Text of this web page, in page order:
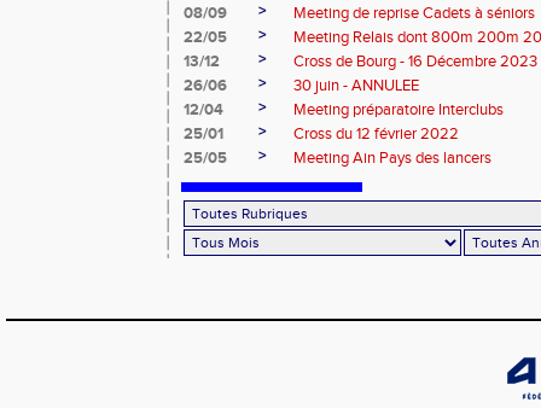
08/09
>
Meeting de reprise Cadets à séniors
22/05
>
Meeting Relais dont 800m 200m
13/12
>
Cross de Bourg - 16 Décembre 2023
26/06
>
30 juin - ANNULEE
12/04
>
Meeting préparatoire Interclubs
25/01
>
Cross du 12 février 2022
25/05
> Meeting Ain Pays des lancers